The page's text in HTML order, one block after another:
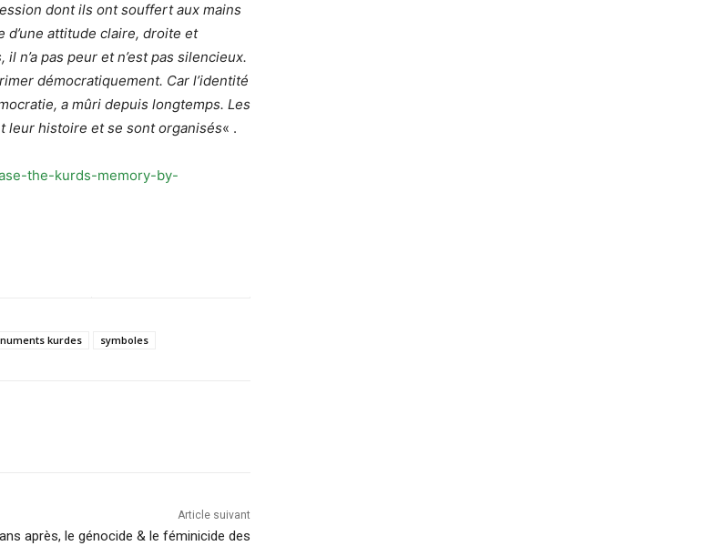
dont ils ont souffert aux mains
d’une attitude claire, droite et
n’a pas peur et n’est pas silencieux.
démocratiquement. Car l’identité
a mûri depuis longtemps. Les
leur histoire et se sont organisés« .
the-kurds-memory-by-
kurdes symboles
Article suivant
après, le génocide & le féminicide des